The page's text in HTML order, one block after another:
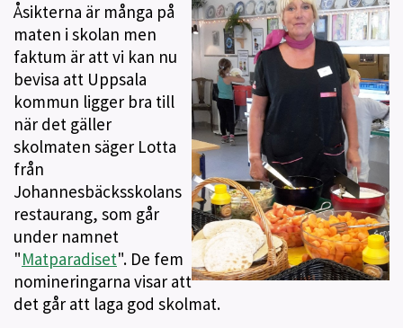
Åsikterna är många på
maten i skolan men
faktum är att vi kan nu
bevisa att Uppsala
kommun ligger bra till
när det gäller
skolmaten säger Lotta
från
Johannesbäcksskolans
restaurang, som går
under namnet
"Matparadiset". De fem
nomineringarna visar att
det går att laga god skolmat.